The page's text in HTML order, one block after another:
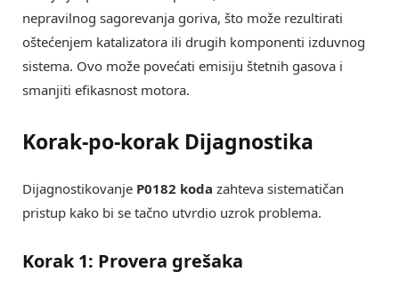
nepravilnog sagorevanja goriva, što može rezultirati
oštećenjem katalizatora ili drugih komponenti izduvnog
sistema. Ovo može povećati emisiju štetnih gasova i
smanjiti efikasnost motora.
Korak-po-korak Dijagnostika
Dijagnostikovanje P0182 koda zahteva sistematičan
pristup kako bi se tačno utvrdio uzrok problema.
Korak 1: Provera grešaka